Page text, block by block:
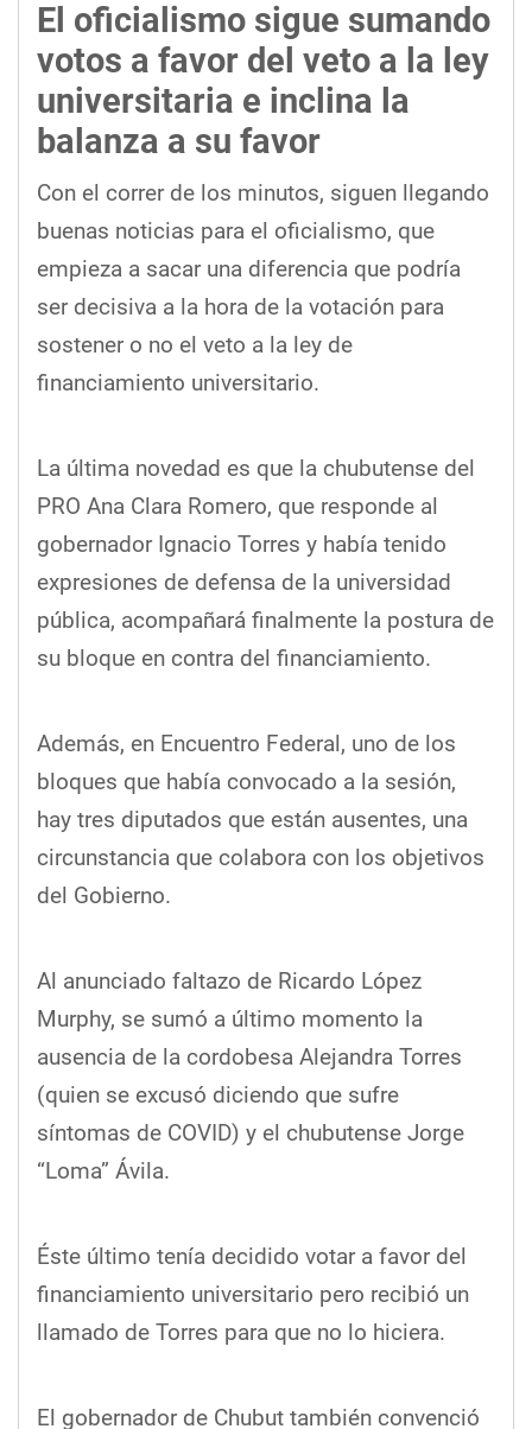
El oficialismo sigue sumando
votos a favor del veto a la ley
universitaria e inclina la
balanza a su favor
Con el correr de los minutos, siguen llegando
buenas noticias para el oficialismo, que
empieza a sacar una diferencia que podría
ser decisiva a la hora de la votación para
sostener o no el veto a la ley de
financiamiento universitario.
La última novedad es que la chubutense del
PRO Ana Clara Romero, que responde al
gobernador Ignacio Torres y había tenido
expresiones de defensa de la universidad
pública, acompañará finalmente la postura de
su bloque en contra del financiamiento.
Además, en Encuentro Federal, uno de los
bloques que había convocado a la sesión,
hay tres diputados que están ausentes, una
circunstancia que colabora con los objetivos
del Gobierno.
Al anunciado faltazo de Ricardo López
Murphy, se sumó a último momento la
ausencia de la cordobesa Alejandra Torres
(quien se excusó diciendo que sufre
síntomas de COVID) y el chubutense Jorge
“Loma” Ávila.
Éste último tenía decidido votar a favor del
financiamiento universitario pero recibió un
llamado de Torres para que no lo hiciera.
El gobernador de Chubut también convenció